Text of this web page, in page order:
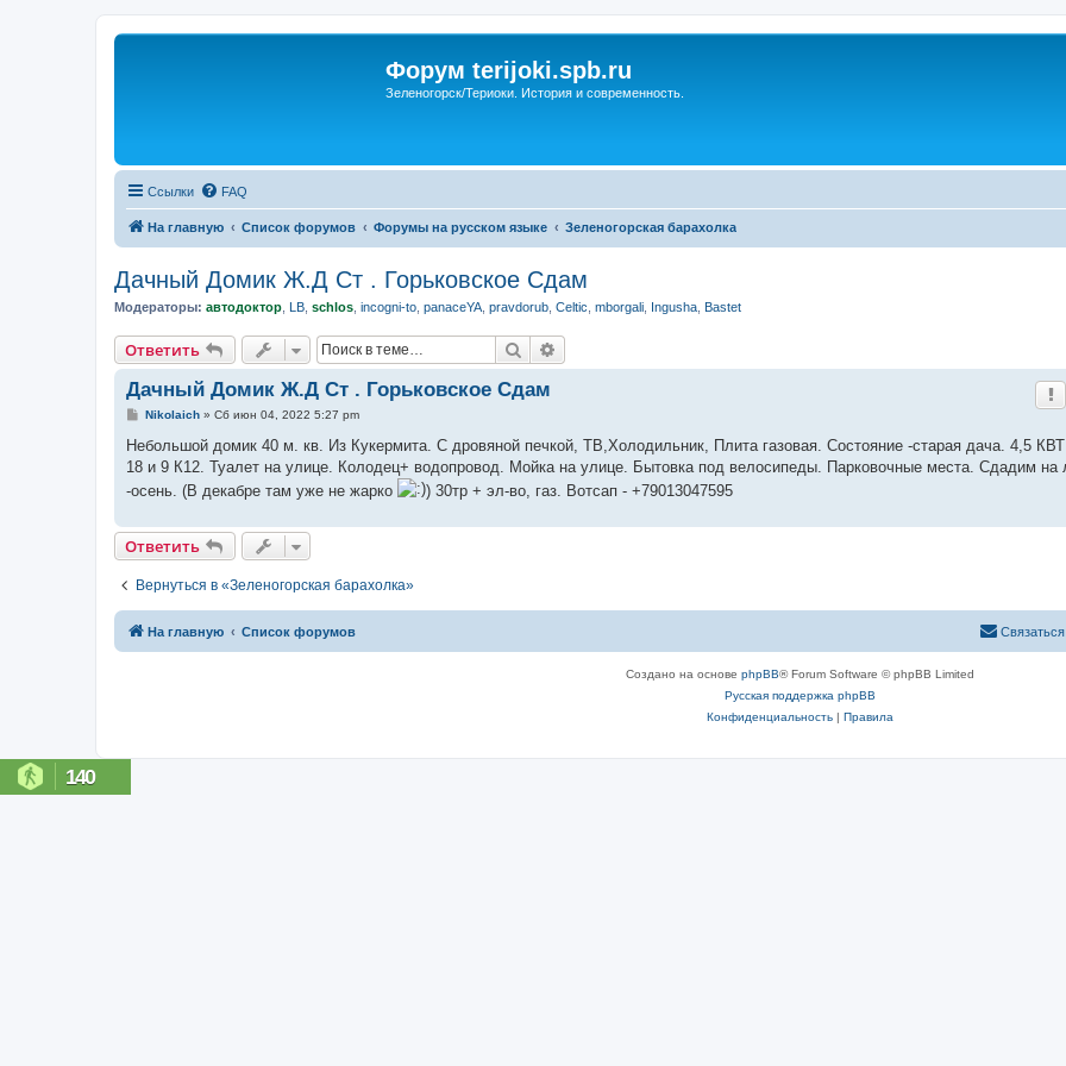
Форум terijoki.spb.ru
Зеленогорск/Териоки. История и современность.
Ссылки FAQ
На главную Список форумов Форумы на русском языке Зеленогорская барахолка
Дачный Домик Ж.Д Ст . Горьковское Сдам
Модераторы: автодоктор LB schlos incogni-to panaceYA pravdorub Celtic mborgali Ingusha Bastet
Ответить Поиск
Дачный Домик Ж.Д Ст . Горьковское Сдам
С
о
щ
н
е
Nikolaich» Сб июн 04, 2022 5:27 pm
Небольшой домик 40 м. кв. Из Кукермита. С дровяной печкой, ТВ,Холодильник, Плита газовая. Состояние -старая дача. 4,5
18 и 9 К12. Туалет на улице. Колодец+ водопровод. Мойка на улице. Бытовка под велосипеды. Парковочные места. Сдадим на
-осень. (В декабре там уже не жарко
) 30тр + эл-во, газ. Вотсап - +79013047595
Ответить
Вернуться в «Зеленогорская барахолка»
На главную Список форумов
Создано на основе phpBB® Forum Software © phpBB Limited
Русская поддержка phpBB
Конфиденциальность| Правила
140